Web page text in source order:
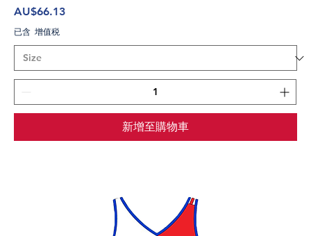
價格
AU$66.13
已含 增值税
新增至購物車